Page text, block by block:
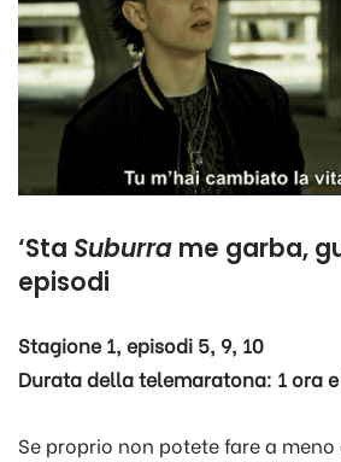
‘Sta Suburra me garba,
episodi
Stagione 1, episodi 5, 9, 10
Durata della telemaratona: 1 ora
Se proprio non potete fare a meno